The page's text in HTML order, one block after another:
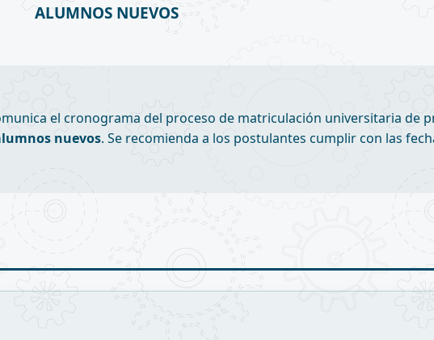
ALUMNOS NUEVOS
el cronograma del proceso de matriculación universitaria de
nuevos. Se recomienda a los postulantes cumplir con las